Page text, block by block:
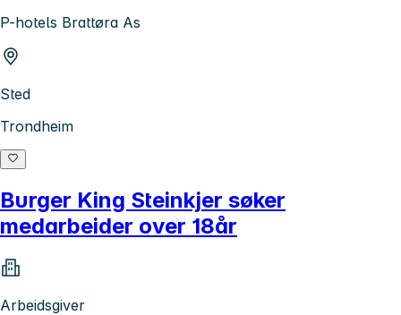
P-hotels Brattøra As
Sted
Trondheim
Burger King Steinkjer søker
medarbeider over 18år
Arbeidsgiver